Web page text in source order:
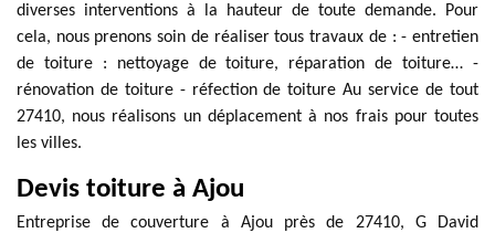
diverses interventions à la hauteur de toute demande. Pour
cela, nous prenons soin de réaliser tous travaux de : - entretien
de toiture : nettoyage de toiture, réparation de toiture… -
rénovation de toiture - réfection de toiture Au service de tout
27410, nous réalisons un déplacement à nos frais pour toutes
les villes.
Devis toiture à Ajou
Entreprise de couverture à Ajou près de 27410, G David